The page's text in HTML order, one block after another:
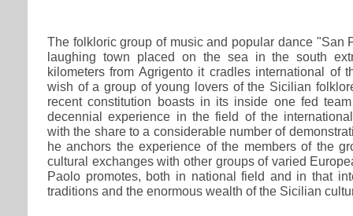
The folkloric group of music and popular dance "San
laughing town placed on the sea in the south
kilometers from Agrigento it cradles international of
wish of a group of young lovers of the Sicilian
recent constitution boasts in its inside one fed
decennial experience in the field of the
with the share to a considerable number of
he anchors the experience of the members of the
cultural exchanges with other groups of varied
Paolo promotes, both in national field and in that
traditions and the enormous wealth of the Sicilian